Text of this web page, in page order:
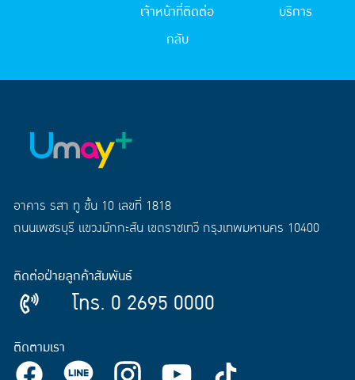
เจ้าหน้าที่ติดต่อ
กลับ
บริการ
อาคาร รสา ทู ชั้น 10 เลขที่ 1818
ถนนเพชรบุรี แขวงมักกะสัน เขตราชเทวี กรุงเทพมหานคร 10400
ติดต่อฝ่ายลูกค้าสัมพันธ์
โทร. 0 2695 0000
ติดตามเรา